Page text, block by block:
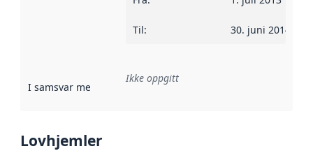
Til: 30. juni 2014
I samsvar med Referanse til en implementasjonsregel
Ikke oppgitt
Lovhjemler